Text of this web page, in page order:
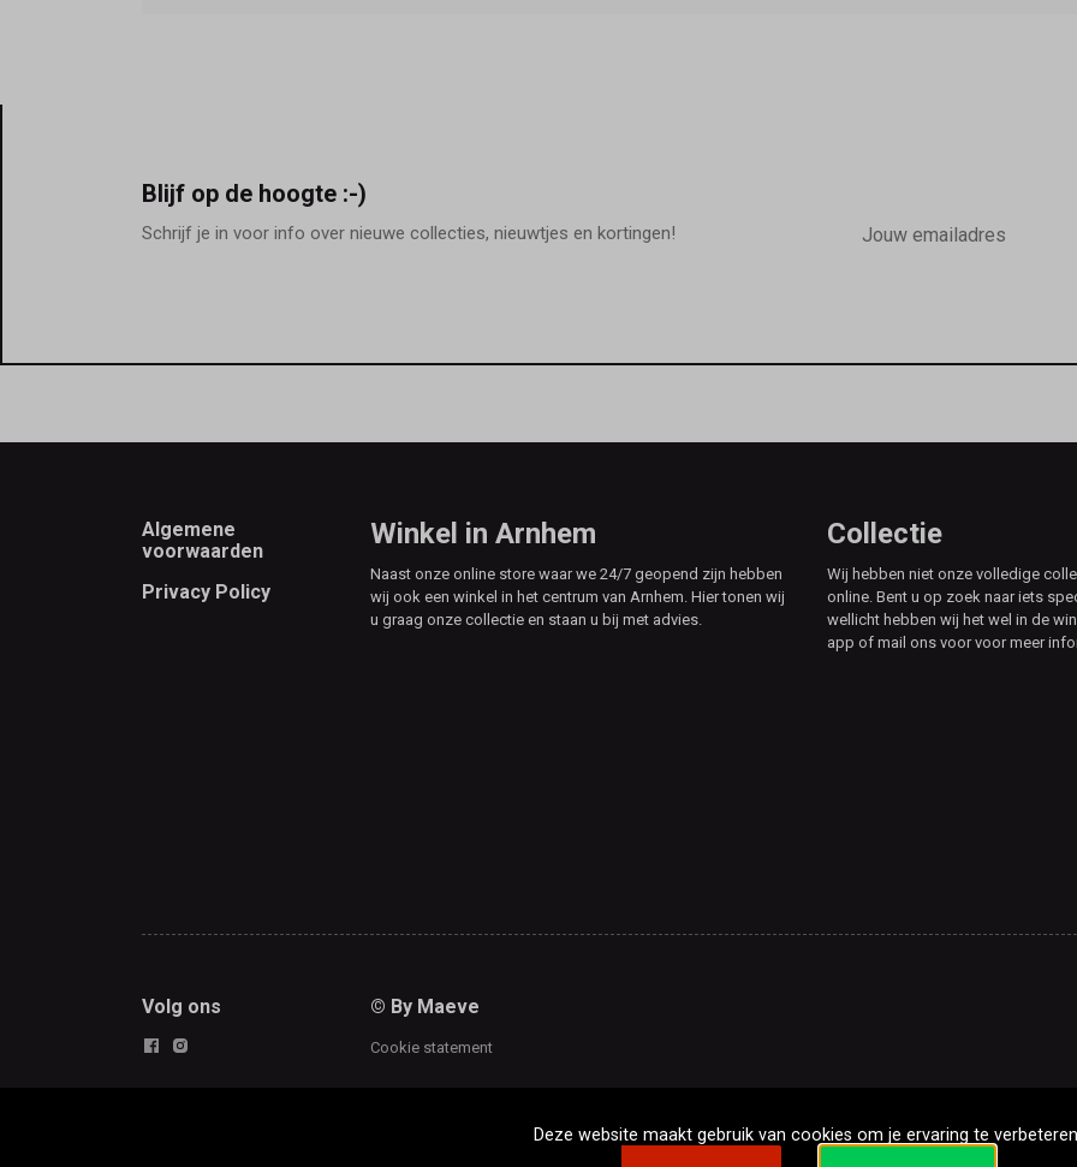
Blijf op de hoogte :-)
Schrijf je in voor info over nieuwe collecties, nieuwtjes en kortingen!
mailadres
Footer
Algemene
voorwaarden
Privacy Policy
Winkel in Arnhem
Naast onze online store waar we 24/7 geopend zijn hebben
wij ook een winkel in het centrum van Arnhem. Hier tonen wij
u graag onze collectie en staan u bij met advies.
Collectie
Wij hebben niet onze volledige
online. Bent u op zoek naar iets
wellicht hebben wij het wel in de
app of mail ons voor voor meer
Volg ons © By Maeve
Cookie statement
Deze website maakt gebruik van cookies om je ervaring te